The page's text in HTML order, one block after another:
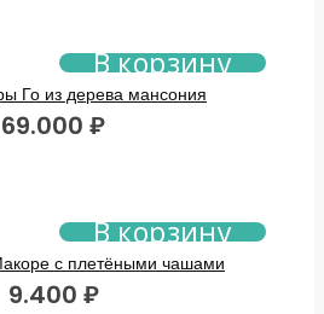
В корзину
Го из дерева мансония
69.000 ₽
В корзину
с плетёными чашами
9.400 ₽